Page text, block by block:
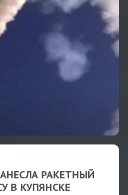
РАКЕТНЫЙ
В КУПЯНСКЕ